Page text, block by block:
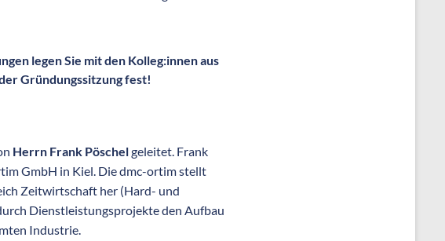
legen Sie mit den Kolleg:innen aus
Gründungssitzung fest!
Herrn Frank Pöschelgeleitet. Frank
GmbH in Kiel. Die dmc-ortim stellt
Zeitwirtschaft her (Hard- und
Dienstleistungsprojekte den Aufbau
Industrie.